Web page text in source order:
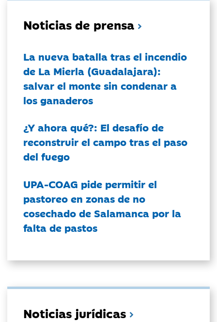
Noticias de prensa
La nueva batalla tras el incendio
de La Mierla (Guadalajara):
salvar el monte sin condenar a
los ganaderos
¿Y ahora qué?: El desafío de
reconstruir el campo tras el paso
del fuego
UPA-COAG pide permitir el
pastoreo en zonas de no
cosechado de Salamanca por la
falta de pastos
Noticias jurídicas